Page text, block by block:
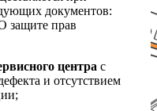
документов:
защите прав
центра с
и отсутствием